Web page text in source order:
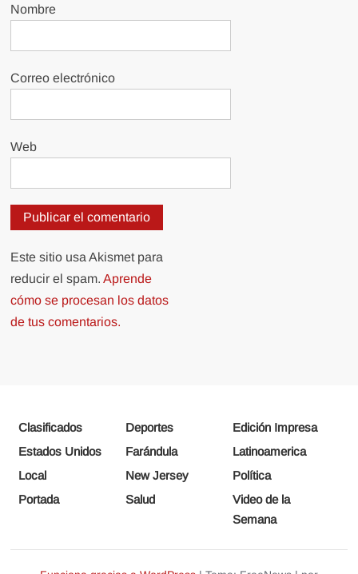
Nombre
Correo electrónico
Web
Este sitio usa Akismet para
reducir el spam.Aprende
cómo se procesan los datos
de tus comentarios.
Clasificados Deportes
Edición Impresa
Estados Unidos
Farándula
Latinoamerica
Local
New Jersey
Política
Portada
Salud
Video de la
Semana